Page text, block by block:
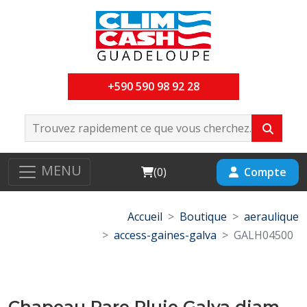
+590 590 98 92 28
MENU Cart
(0) Compte
Accueil Boutique
aeraulique
access-gaines-galva
GALH04500